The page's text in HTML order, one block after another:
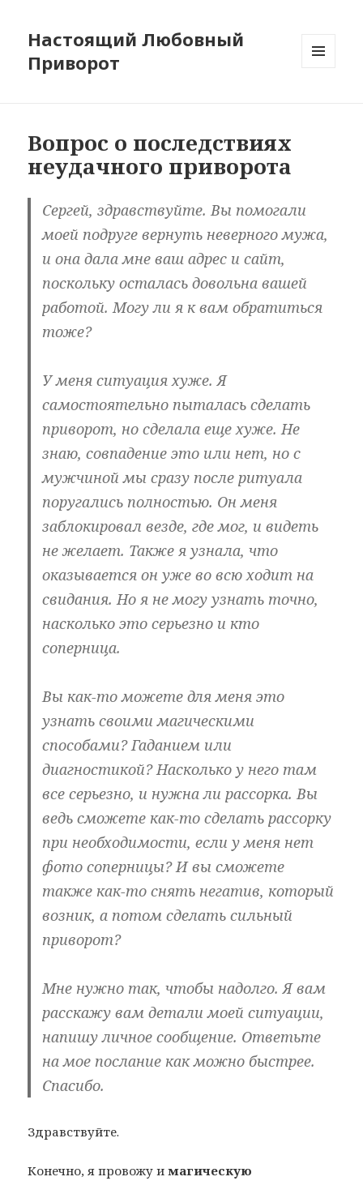
Настоящий Любовный
Приворот
Вопрос о последствиях
неудачного приворота
Сергей, здравствуйте. Вы помогали
моей подруге вернуть неверного мужа,
и она дала мне ваш адрес и сайт,
поскольку осталась довольна вашей
работой. Могу ли я к вам обратиться
тоже?
У меня ситуация хуже. Я
самостоятельно пыталась сделать
приворот, но сделала еще хуже. Не
знаю, совпадение это или нет, но с
мужчиной мы сразу после ритуала
поругались полностью. Он меня
заблокировал везде, где мог, и видеть
не желает. Также я узнала, что
оказывается он уже во всю ходит на
свидания. Но я не могу узнать точно,
насколько это серьезно и кто
соперница.
Вы как-то можете для меня это
узнать своими магическими
способами? Гаданием или
диагностикой? Насколько у него там
все серьезно, и нужна ли рассорка. Вы
ведь сможете как-то сделать рассорку
при необходимости, если у меня нет
фото соперницы? И вы сможете
также как-то снять негатив, который
возник, а потом сделать сильный
приворот?
Мне нужно так, чтобы надолго. Я вам
расскажу вам детали моей ситуации,
напишу личное сообщение. Ответьте
на мое послание как можно быстрее.
Спасибо.
Здравствуйте.
Конечно, я провожу имагическую